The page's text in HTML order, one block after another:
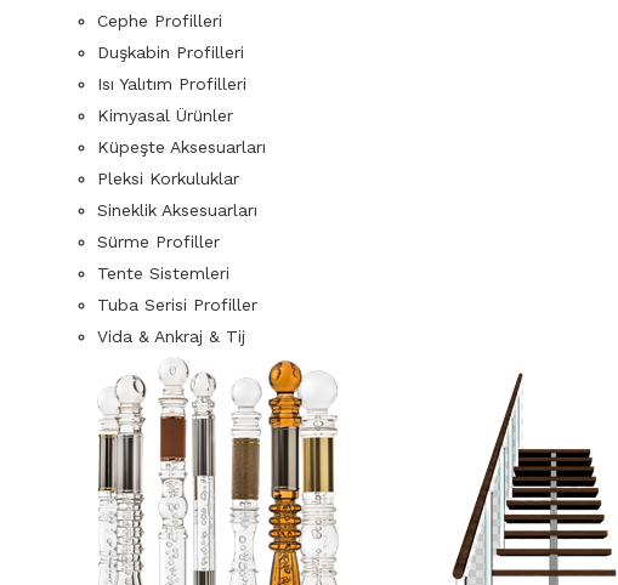
Cephe Profilleri
Duşkabin Profilleri
Isı Yalıtım Profilleri
Kimyasal Ürünler
Küpeşte Aksesuarları
Pleksi Korkuluklar
Sineklik Aksesuarları
Sürme Profiller
Tente Sistemleri
Tuba Serisi Profiller
Vida & Ankraj & Tij